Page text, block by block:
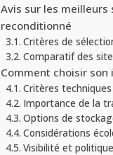
Avis sur les meilleurs
reconditionné
Critères de
Comparatif des
Comment choisir son
Critères
Importance de la
Options de
Considérations
Visibilité et